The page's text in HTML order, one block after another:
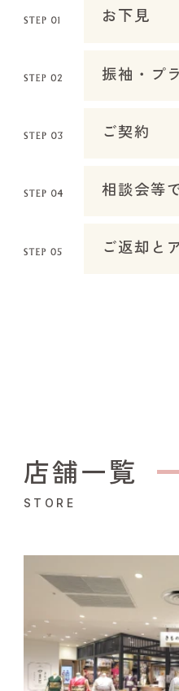
お下見
振袖・プ
ご契約
相談会等
ご返却と
店舗一覧
STORE